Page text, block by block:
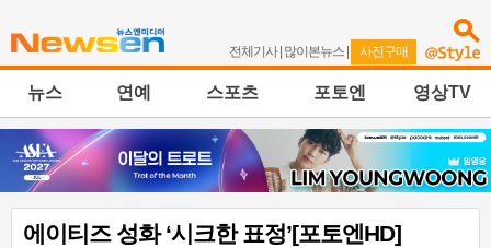
전체기사| 많이본뉴스 | 사진구매
뉴스 연예 스포츠 포토엔 영상TV
에이티즈 성화 ‘시크한 표정’[포토엔HD]